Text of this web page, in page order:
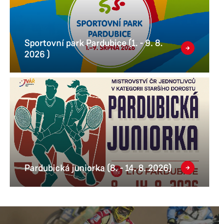
Sportovní park Pardubice (1. - 9. 8.
2026 )
Pardubická juniorka (8. - 14. 8. 2026)